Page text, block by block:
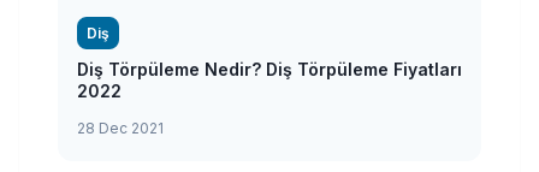
Diş
Diş Törpüleme Nedir? Diş Törpüleme Fiyatları
2022
28 Dec 2021